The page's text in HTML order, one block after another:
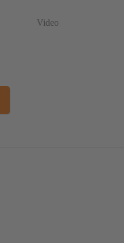
Video